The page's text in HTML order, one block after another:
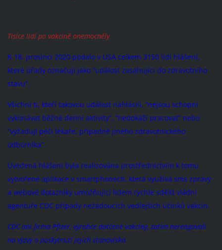
Tisíce lidí po vakcíně onemocněly
K 18. prosinci 2020 podalo v USA celkem 3150 lidí hlášení,
které úřady označují jako “událost zasahující do zdravotního
stavu“.
Všichni ti, kteří takovou událost nahlásili, “nejsou schopni
vykonávat běžné denní aktivity”, “nedokáží pracovat” nebo
“vyžadují péči lékaře, případně jiného zdravotnického
odborníka”.
Uvedená hlášení byla realizována prostřednictvím k tomu
vytvořené aplikace v smartphonech, která využívá sms zprávy
a webové dotazníky umožňující lidem rychle sdělit vládní
agentuře CDC případy nežádoucích vedlejších účinků vakcín.
CDC ani firma Pfizer, výrobce dotčené vakcíny, zatím nereagovali
na výzvy o poskytnutí jejich stanoviska.